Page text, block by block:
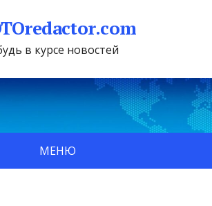
в курсе новостей
МЕНЮ